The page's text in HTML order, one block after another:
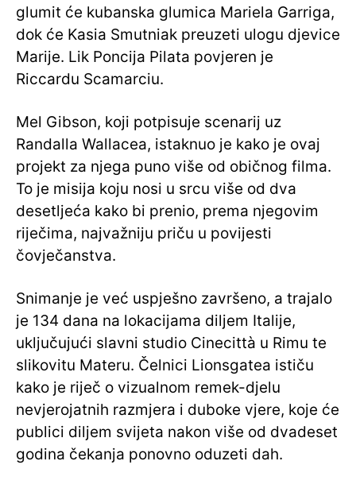
glumit će kubanska glumica Mariela Garriga,
dok će Kasia Smutniak preuzeti ulogu djevice
Marije. Lik Poncija Pilata povjeren je
Riccardu Scamarciu.
Mel Gibson, koji potpisuje scenarij uz
Randalla Wallacea, istaknuo je kako je ovaj
projekt za njega puno više od običnog filma.
To je misija koju nosi u srcu više od dva
desetljeća kako bi prenio, prema njegovim
riječima, najvažniju priču u povijesti
čovječanstva.
Snimanje je već uspješno završeno, a trajalo
je 134 dana na lokacijama diljem Italije,
uključujući slavni studio Cinecittà u Rimu te
slikovitu Materu. Čelnici Lionsgatea ističu
kako je riječ o vizualnom remek-djelu
nevjerojatnih razmjera i duboke vjere, koje će
publici diljem svijeta nakon više od dvadeset
godina čekanja ponovno oduzeti dah.